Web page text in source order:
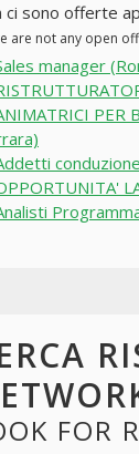
ci sono offerte
are not any open
manager
PER
FOR